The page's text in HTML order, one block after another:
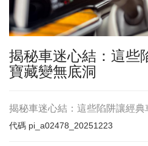
揭秘車迷心結：這些
寶藏變無底洞
揭秘車迷心結：這些陷阱讓經典
代碼 pi_a02478_20251223